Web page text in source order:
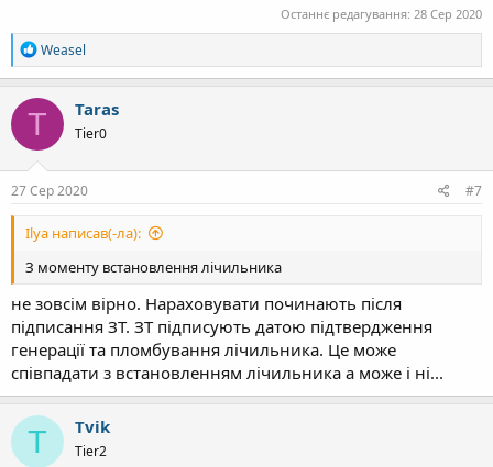
Останнє редагування: 28 Сер 2020
Р
е
а
к
ц
ї
:
Weasel
T Taras
Tier0
27 Сер 2020 #7
Ilya написав(-ла):
З моменту встановлення лічильника
не зовсім вірно. Нараховувати починають після
підписання ЗТ. ЗТ підписують датою підтвердження
генерації та пломбування лічильника. Це може
співпадати з встановленням лічильника а може і ні...
T Tvik
Tier2